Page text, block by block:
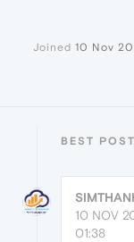
Joined 10 Nov
BEST
10 NOV
01:38